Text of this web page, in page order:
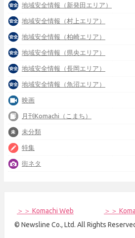
地域安全情報（新発田エリア）
地域安全情報（村上エリア）
地域安全情報（柏崎エリア）
地域安全情報（県央エリア）
地域安全情報（長岡エリア）
地域安全情報（魚沼エリア）
映画
月刊Komachi（こまち）
未分類
特集
街ネタ
＞＞ Komachi Web
＞＞
© Newsline Co., Ltd. All Rights